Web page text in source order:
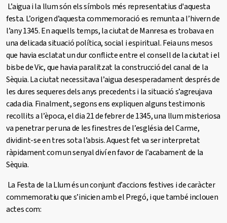
L’aigua i la llum són els símbols més representatius d'aquesta
festa. L’origen d’aquesta commemoració es remunta a l’hivern de
l’any 1345. En aquells temps, la ciutat de Manresa es trobava en
una delicada situació política, social i espiritual. Feia uns mesos
que havia esclatat un dur conflicte entre el consell de la ciutat i el
bisbe de Vic, que havia paralitzat la construcció del canal de la
Sèquia. La ciutat necessitava l’aigua desesperadament després de
les dures sequeres dels anys precedents i la situació s’agreujava
cada dia. Finalment, segons ens expliquen alguns testimonis
recollits a l’època, el dia 21 de febrer de 1345, una llum misteriosa
va penetrar per una de les finestres de l’església del Carme,
dividint-se en tres sota l’absis. Aquest fet va ser interpretat
ràpidament com un senyal diví en favor de l’acabament de la
Sèquia.
La Festa de la Llum és un conjunt d’accions festives i de caràcter
commemoratiu que s’inicien amb el Pregó, i que també inclouen
actes com: